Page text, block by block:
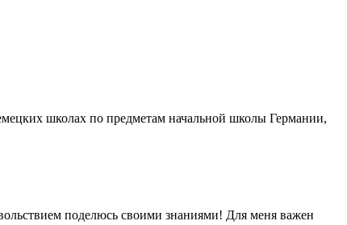
школах по предметам начальной школы Германии,
поделюсь своими знаниями! Для меня важен